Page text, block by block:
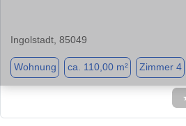
Ingolstadt, 85049
Wohnung ca. 110,00 m² Zimmer 4